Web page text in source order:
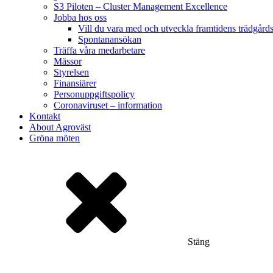
S3 Piloten – Cluster Management Excellence
Jobba hos oss
Vill du vara med och utveckla framtidens
Spontanansökan
Träffa våra medarbetare
Mässor
Styrelsen
Finansiärer
Personuppgiftspolicy
Coronaviruset – information
Kontakt
About Agroväst
Gröna möten
Stäng